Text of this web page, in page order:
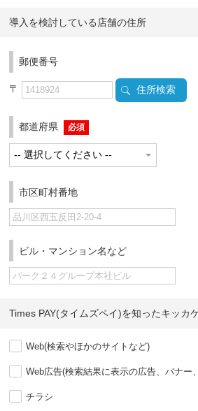
導入を検討している店舗の住所
郵便番号
〒 住所検索
都道府県 必須
市区町村番地
ビル・マンション名など
Times PAY(タイムズペイ)を知ったキッカ
Web(検索やほかのサイトなど)
Web広告(検索結果に表示の広告、バナー
チラシ